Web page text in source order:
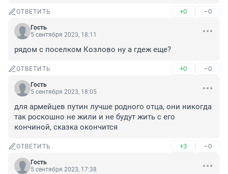
ОТВЕТИТЬ +0 –0
Гость
5 сентября 2023, 18:11
рядом с поселком Козлово ну а гдеж еще?
ОТВЕТИТЬ +0 –0
Гость
5 сентября 2023, 18:05
для армейцев путин лучше родного отца, они никогда
так роскошно не жили и не будут жить с его
кончиной, сказка окончится
ОТВЕТИТЬ +3 –0
Гость
5 сентября 2023, 17:38